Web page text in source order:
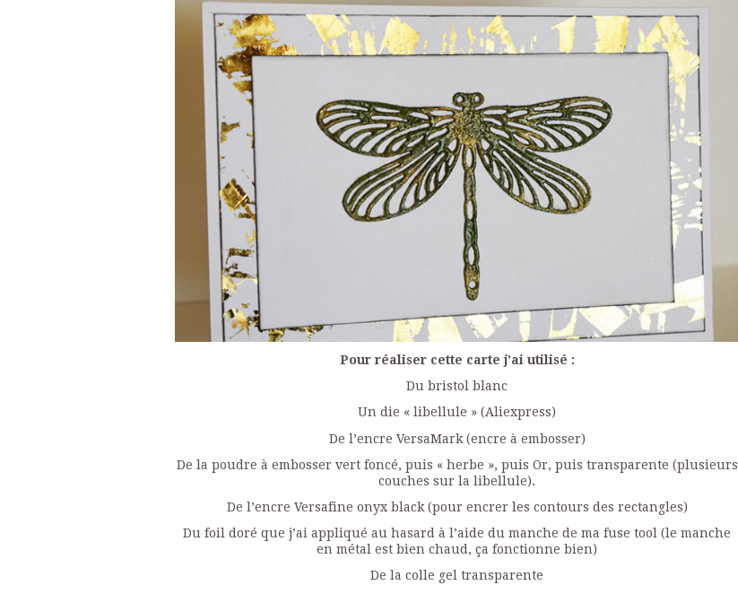
Pour réaliser cette carte j’ai utilisé :
Du bristol blanc
Un die « libellule » (Aliexpress)
De l’encre VersaMark (encre à embosser)
De la poudre à embosser vert foncé, puis « herbe », puis Or, puis transparente (plusieurs
couches sur la libellule).
De l’encre Versafine onyx black (pour encrer les contours des rectangles)
Du foil doré que j’ai appliqué au hasard à l’aide du manche de ma fuse tool (le manche
en métal est bien chaud, ça fonctionne bien)
De la colle gel transparente